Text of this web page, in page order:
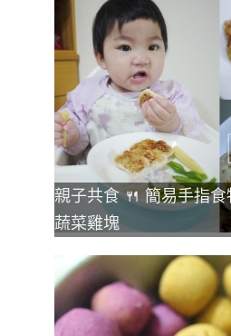
親子共食 🍴 簡易手指
蔬菜雞塊